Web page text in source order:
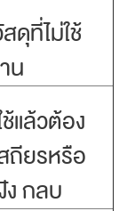
ดุที่ไม่ใช้
น
แล้วต้อง
ถียรหรือ
กลบ